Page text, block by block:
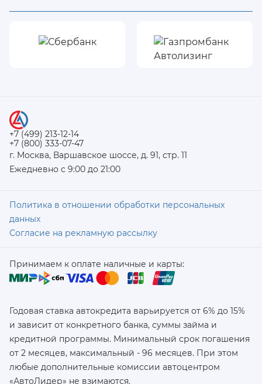
+7 (499) 213-12-14
+7 (800) 333-07-47
г. Москва, Варшавское шоссе, д. 91, стр. 11
Ежедневно с 9:00 до 21:00
Политика в отношении обработки персональных
данных
Согласие на рекламную рассылку
Принимаем к оплате наличные и карты:
Годовая ставка автокредита варьируется от 6% до 15%
и зависит от конкретного банка, суммы займа и
кредитной программы. Минимальный срок погашения
от 2 месяцев, максимальный - 96 месяцев. При этом
любые дополнительные комиссии автоцентром
«АвтоЛидер» не взимаются.